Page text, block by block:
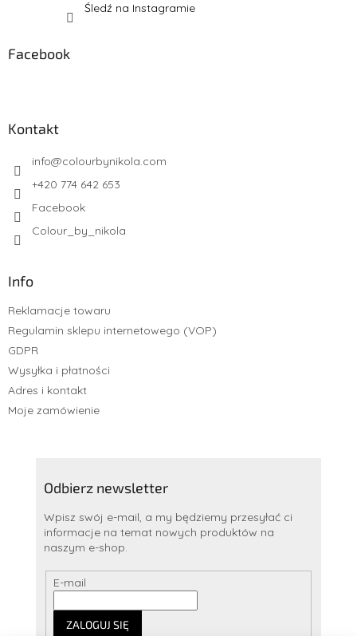
Śledź na Instagramie
Facebook
Kontakt
info@colourbynikola.com
+420 774 642 653
Facebook
Colour_by_nikola
Info
Reklamacje towaru
Regulamin sklepu internetowego (VOP)
GDPR
Wysyłka i płatności
Adres i kontakt
Moje zamówienie
Odbierz newsletter
Wpisz swój e-mail, a my będziemy przesyłać ci
informacje na temat nowych produktów na
naszym e-shop.
E-mail
ZALOGUJ SIĘ